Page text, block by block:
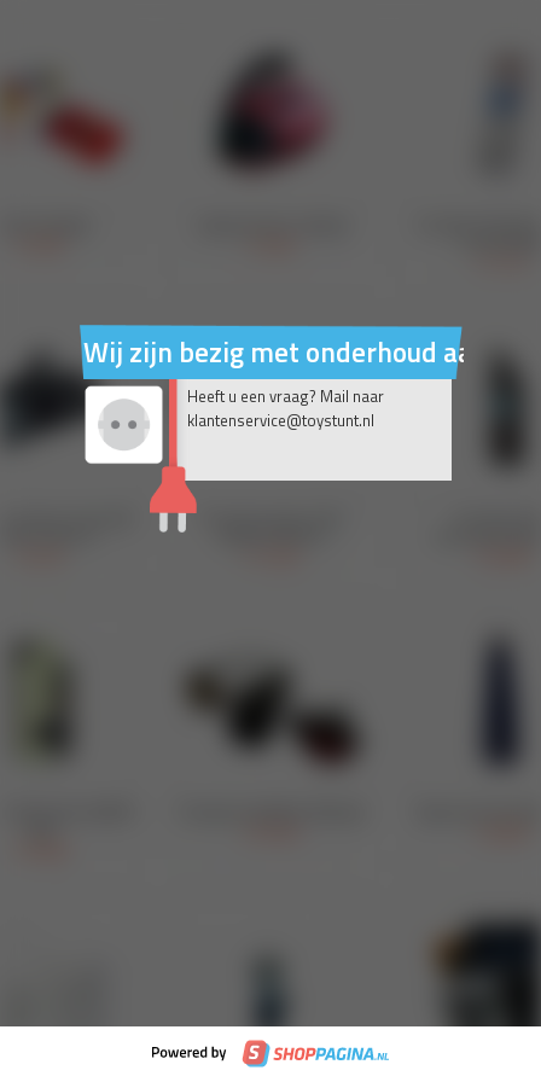
Wij zijn bezig met onderhoud aan
Heeft u een vraag? Mail naar
klantenservice@toystunt.nl